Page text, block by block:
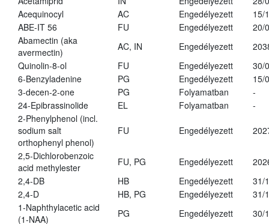
Acequinocyl
AC Engedélyezett
15/
ABE-IT 56
FU Engedélyezett
20/
Abamectin (aka
avermectin)
AC, IN Engedélyezett
Quinolin-8-ol
FU Engedélyezett
30/
6-Benzyladenine
PG Engedélyezett
15/
3-decen-2-one
PG Folyamatban
-
24-Epibrassinolide
EL Folyamatban
-
2-Phenylphenol (incl.
sodium salt
orthophenyl phenol)
FU Engedélyezett
2,5-Dichlorobenzoic
acid methylester
FU, PG Engedélyezett
2,4-DB
HB Engedélyezett
31/
2,4-D
HB, PG Engedélyezett
31/
1-Naphthylacetic acid
(1-NAA)
PG Engedélyezett
30/